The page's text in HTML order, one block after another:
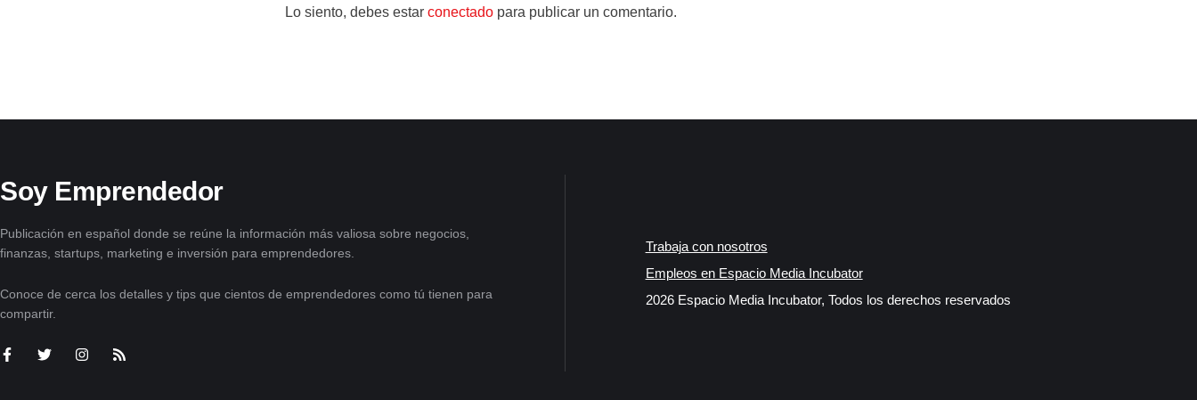
Lo siento, debes estar conectado para publicar un comentario.
Soy Emprendedor
Publicación en español donde se reúne la información más valiosa sobre negocios,
finanzas, startups, marketing e inversión para emprendedores.
Conoce de cerca los detalles y tips que cientos de emprendedores como tú tienen para
compartir.
Trabaja con nosotros
Empleos en Espacio Media Incubator
2026 Espacio Media Incubator, Todos los derechos reservados